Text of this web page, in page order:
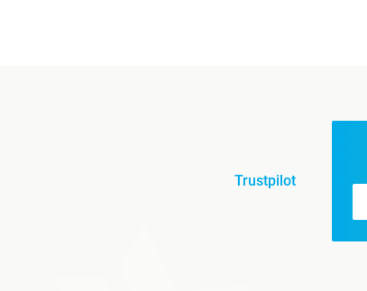
Trustpilot